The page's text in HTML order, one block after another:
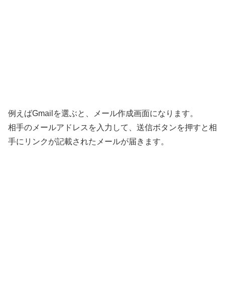
例えばGmailを選ぶと、メール作成画面になります。
相手のメールアドレスを入力して、送信ボタンを押すと相
手にリンクが記載されたメールが届きます。